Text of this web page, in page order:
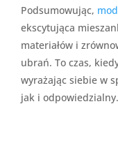
Podsumowując,
ekscytująca
materiałów i
ubrań. To czas,
wyrażając siebie w
jak i odpowiedzialny.